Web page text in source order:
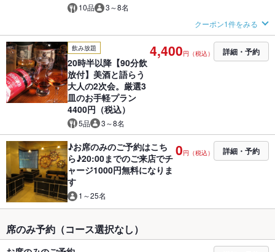
10品 3～8名
クーポン1件をみる
飲み放題
20時半以降【90分飲
放付】美酒と語らう
大人の2次会。厳選3
皿のお手軽プラン
4400円（税込）
5品 3～8名
4,400円（税込） 詳細・予約
♪お席のみのご予約はこち
ら♪20:00までのご来店でチ
ャージ1000円無料になりま
す
1～25名
0円（税込） 詳細・予約
席のみ予約（コース選択なし）